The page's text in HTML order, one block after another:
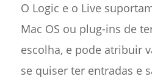
O Logic e o Live
Mac OS ou plug-ins de
escolha, e pode atribuir
se quiser ter entradas e